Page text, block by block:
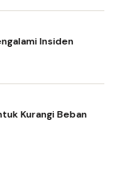
Insiden
Kurangi Beban